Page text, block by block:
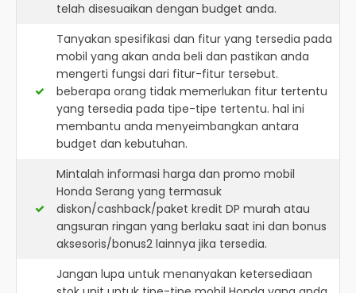
telah disesuaikan dengan budget anda.
Tanyakan spesifikasi dan fitur yang tersedia pada
mobil yang akan anda beli dan pastikan anda
mengerti fungsi dari fitur-fitur tersebut.
beberapa orang tidak memerlukan fitur tertentu
yang tersedia pada tipe-tipe tertentu. hal ini
membantu anda menyeimbangkan antara
budget dan kebutuhan.
Mintalah informasi harga dan promo mobil
Honda Serang yang termasuk
diskon/cashback/paket kredit DP murah atau
angsuran ringan yang berlaku saat ini dan bonus
aksesoris/bonus2 lainnya jika tersedia.
Jangan lupa untuk menanyakan ketersediaan